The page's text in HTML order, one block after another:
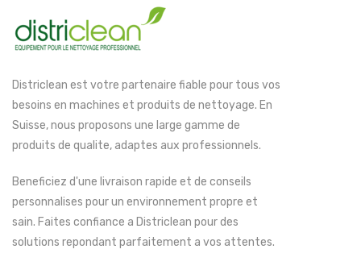
Districlean est votre partenaire fiable pour tous vos
besoins en machines et produits de nettoyage. En
Suisse, nous proposons une large gamme de
produits de qualite, adaptes aux professionnels.
Beneficiez d'une livraison rapide et de conseils
personnalises pour un environnement propre et
sain. Faites confiance a Districlean pour des
solutions repondant parfaitement a vos attentes.